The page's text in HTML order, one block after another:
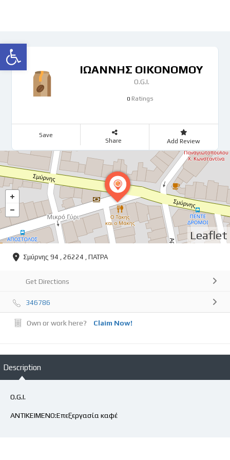
Ανοίξτε τη γραμμή εργαλείων
ΙΩΑΝΝΗΣ ΟΙΚΟΝΟΜΟΥ
O.G.I.
0Ratings
Save
Share Add Review
Leaflet
Σμύρνης 94 , 26224 , ΠΑΤΡΑ
Get Directions
346786
Own or work here? Claim Now!
Description
O.G.I.
ΑΝΤΙΚΕΙΜΕΝΟ:Επεξεργασία καφέ